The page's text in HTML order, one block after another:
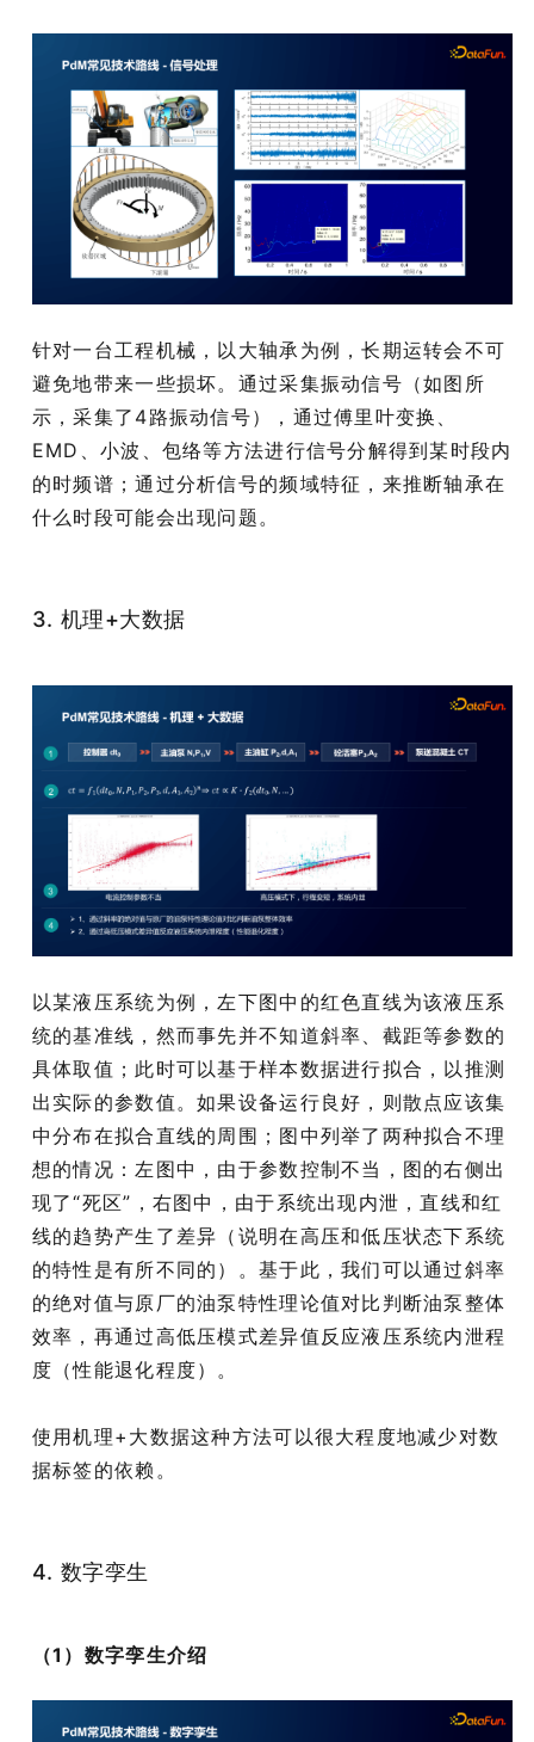
针对一台工程机械，以大轴承为例，长期运转会不可
避免地带来一些损坏。通过采集振动信号（如图所
示，采集了4路振动信号），通过傅里叶变换、
EMD、小波、包络等方法进行信号分解得到某时段内
的时频谱；通过分析信号的频域特征，来推断轴承在
什么时段可能会出现问题。
3. 机理+大数据
以某液压系统为例，左下图中的红色直线为该液压系
统的基准线，然而事先并不知道斜率、截距等参数的
具体取值；此时可以基于样本数据进行拟合，以推测
出实际的参数值。如果设备运行良好，则散点应该集
中分布在拟合直线的周围；图中列举了两种拟合不理
想的情况：左图中，由于参数控制不当，图的右侧出
现了“死区”，右图中，由于系统出现内泄，直线和红
线的趋势产生了差异（说明在高压和低压状态下系统
的特性是有所不同的）。基于此，我们可以通过斜率
的绝对值与原厂的油泵特性理论值对比判断油泵整体
效率，再通过高低压模式差异值反应液压系统内泄程
度（性能退化程度）。
使用机理+大数据这种方法可以很大程度地减少对数
据标签的依赖。
4. 数字孪生
（1）数字孪生介绍